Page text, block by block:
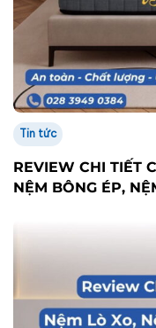
Tin tức
REVIEW CHI TIẾT
NỆM BÔNG ÉP,